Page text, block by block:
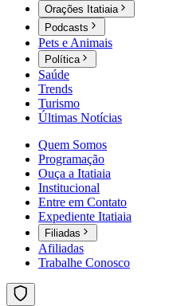
Orações Itatiaia
Podcasts
Pets e Animais
Política
Saúde
Trends
Turismo
Últimas Notícias
Quem Somos
Programação
Ouça a Itatiaia
Institucional
Entre em Contato
Expediente Itatiaia
Filiadas
Afiliadas
Trabalhe Conosco